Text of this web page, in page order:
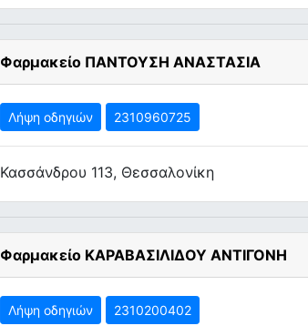
Φαρμακείο ΠΑΝΤΟΥΣΗ ΑΝΑΣΤΑΣΙΑ
Λήψη οδηγιών 2310960725
Κασσάνδρου 113, Θεσσαλονίκη
Φαρμακείο ΚΑΡΑΒΑΣΙΛΙΔΟΥ ΑΝΤΙΓΟΝΗ
Λήψη οδηγιών 2310200402